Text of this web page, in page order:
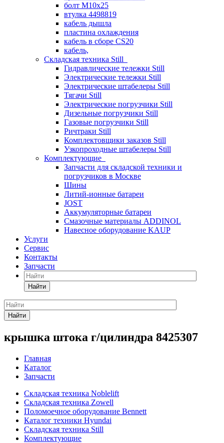
болт М10х25
втулка 4498819
кабель дышла
пластина охлаждения
кабель в сборе CS20
кабель,
Складская техника Still
Гидравлические тележки Still
Электрические тележки Still
Электрические штабелеры Still
Тягачи Still
Электрические погрузчики Still
Дизельные погрузчики Still
Газовые погрузчики Still
Ричтраки Still
Комплектовщики заказов Still
Узкопроходные штабелеры Still
Комплектующие
Запчасти для складской техники и
погрузчиков в Москве
Шины
Литий-ионные батареи
JOST
Аккумуляторные батареи
Смазочные материалы ADDINOL
Навесное оборудование KAUP
Услуги
Сервис
Контакты
Запчасти
Найти
Найти
крышка штока г/цилиндра 8425307
Главная
Каталог
Запчасти
Складская техника Noblelift
Складская техника Zowell
Поломоечное оборудование Bennett
Каталог техники Hyundai
Складская техника Still
Комплектующие